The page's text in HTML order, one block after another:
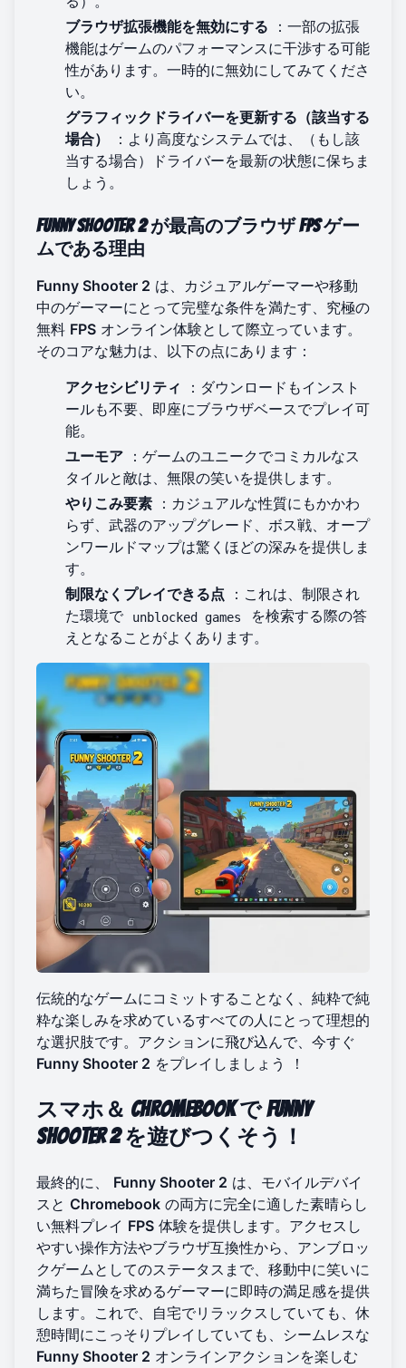
ブラウザ拡張機能を無効にする ：一部の拡張
機能はゲームのパフォーマンスに干渉する可能
性があります。一時的に無効にしてみてくださ
い。
グラフィックドライバーを更新する（該当する
場合）
：より高度なシステムでは、（もし該
当する場合）ドライバーを最新の状態に保ちま
しょう。
Funny Shooter 2が最高のブラウザFPSゲー
ムである理由
Funny Shooter 2 は、カジュアルゲーマーや移動
中のゲーマーにとって完璧な条件を満たす、究極の
無料 FPS オンライン体験として際立っています。
そのコアな魅力は、以下の点にあります：
アクセシビリティ ：ダウンロードもインスト
ールも不要、即座にブラウザベースでプレイ可
能。
ユーモア ：ゲームのユニークでコミカルなス
タイルと敵は、無限の笑いを提供します。
やりこみ要素 ：カジュアルな性質にもかかわ
らず、武器のアップグレード、ボス戦、オープ
ンワールドマップは驚くほどの深みを提供しま
す。
制限なくプレイできる点 ：これは、制限され
た環境で
unblocked games
を検索する際の答
えとなることがよくあります。
伝統的なゲームにコミットすることなく、純粋で純
粋な楽しみを求めているすべての人にとって理想的
な選択肢です。アクションに飛び込んで、今すぐ
Funny Shooter 2 をプレイしましょう ！
スマホ＆ ChromebookでFunny
Shooter 2を遊びつくそう！
最終的に、 Funny Shooter 2 は、モバイルデバイ
スと Chromebook の両方に完全に適した素晴らし
い無料プレイ FPS 体験を提供します。アクセスし
やすい操作方法やブラウザ互換性から、アンブロッ
クゲームとしてのステータスまで、移動中に笑いに
満ちた冒険を求めるゲーマーに即時の満足感を提供
します。これで、自宅でリラックスしていても、休
憩時間にこっそりプレイしていても、シームレスな
Funny Shooter 2 オンラインアクションを楽しむ